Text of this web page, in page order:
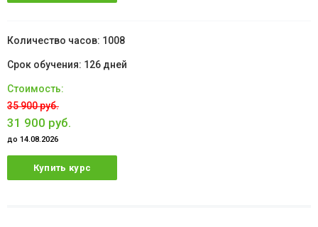
1008
126 дней
35 900 руб.
31 900 руб.
до 14.08.2026
Купить курс